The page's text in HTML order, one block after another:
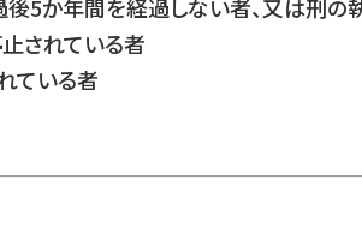
後5か年間を経過しない者、又は刑
されている者
ている者